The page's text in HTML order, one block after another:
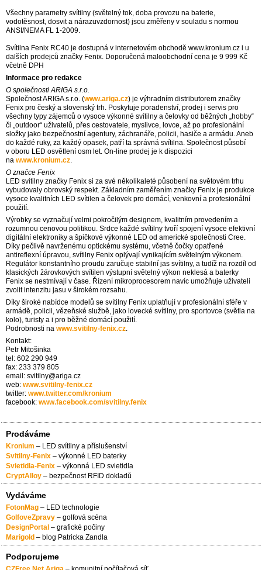
Všechny parametry svítilny (světelný tok, doba provozu na baterie,
vodotěsnost, dosvit a nárazuvzdornost) jsou změřeny v souladu s normou
ANSI/NEMA FL 1-2009.
Svítilna Fenix RC40 je dostupná v internetovém obchodě www.kronium.cz i u
dalších prodejců značky Fenix. Doporučená maloobchodní cena je 9 999 Kč
včetně DPH
Informace pro redakce
O společnosti ARIGA s.r.o.
Společnost ARIGA s.r.o. (www.ariga.cz) je výhradním distributorem značky
Fenix pro český a slovenský trh. Poskytuje poradenství, prodej i servis pro
všechny typy zájemců o vysoce výkonné svítilny a čelovky od běžných „hobby“
či „outdoor“ uživatelů, přes cestovatele, myslivce, lovce, až po profesionální
složky jako bezpečnostní agentury, záchranáře, policii, hasiče a armádu. Aneb
do každé ruky, za každý opasek, patří ta správná svítilna. Společnost působí
v oboru LED osvětlení osm let. On-line prodej je k dispozici
na www.kronium.cz.
O značce Fenix
LED svítilny značky Fenix si za své několikaleté působení na světovém trhu
vybudovaly obrovský respekt. Základním zaměřením značky Fenix je produkce
vysoce kvalitních LED svítilen a čelovek pro domácí, venkovní a profesionální
použití.
Výrobky se vyznačují velmi pokročilým designem, kvalitním provedením a
rozumnou cenovou politikou. Srdce každé svítilny tvoří spojení vysoce efektivní
digitální elektroniky a špičkové výkonné LED od americké společnosti Cree.
Díky pečlivě navrženému optickému systému, včetně čočky opatřené
antireflexní úpravou, svítilny Fenix oplývají vynikajícím světelným výkonem.
Regulátor konstantního proudu zaručuje stabilní jas svítilny, a tudíž na rozdíl od
klasických žárovkových svítilen výstupní světelný výkon neklesá a baterky
Fenix se nestmívají v čase. Řízení mikroprocesorem navíc umožňuje uživateli
zvolit intenzitu jasu v širokém rozsahu.
Díky široké nabídce modelů se svítilny Fenix uplatňují v profesionální sféře v
armádě, policii, vězeňské službě, jako lovecké svítilny, pro sportovce (světla na
kolo), turisty a i pro běžné domácí použití.
Podrobnosti na www.svitilny-fenix.cz.
Kontakt:
Petr Mitošinka
tel: 602 290 949
fax: 233 379 805
email: svitilny@ariga.cz
web: www.svitilny-fenix.cz
twitter: www.twitter.com/kronium
facebook: www.facebook.com/svitilny.fenix
Prodáváme
Kronium – LED svítilny a příslušenství
Svitilny-Fenix – výkonné LED baterky
Svietidla-Fenix – výkonná LED svietidla
CryptAlloy – bezpečnost RFID dokladů
Vydáváme
FotonMag – LED technologie
GolfoveZpravy – golfová scéna
DesignPortal – grafické počiny
Marigold – blog Patricka Zandla
Podporujeme